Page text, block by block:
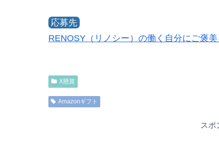
応募先
RENOSY（リノシー）の働く自分にご褒
X懸賞
Amazonギフト
スポ